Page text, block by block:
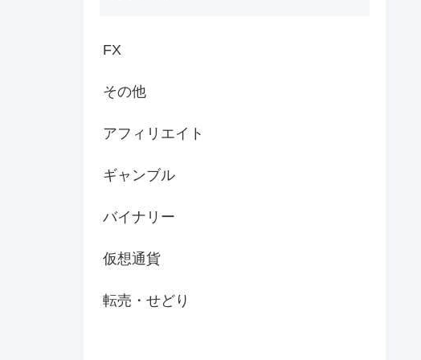
FX
その他
アフィリエイト
ギャンブル
バイナリー
仮想通貨
転売・せどり